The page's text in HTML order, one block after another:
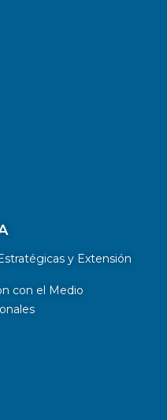
y Extensión
con el Medio